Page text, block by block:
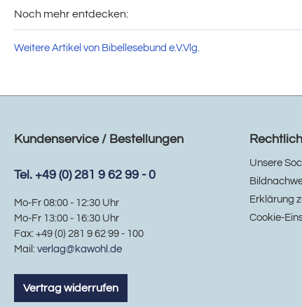
Noch mehr entdecken:
Weitere Artikel von Bibellesebund e.V.Vlg.
Kundenservice / Bestellungen
Tel. +49 (0) 281 9 62 99 - 0
Mo-Fr 08:00 - 12:30 Uhr
Mo-Fr 13:00 - 16:30 Uhr
Fax: +49 (0) 281 9 62 99 - 100
Mail: verlag@kawohl.de
Vertrag widerrufen
Unsere
Erklärung
Cookie-